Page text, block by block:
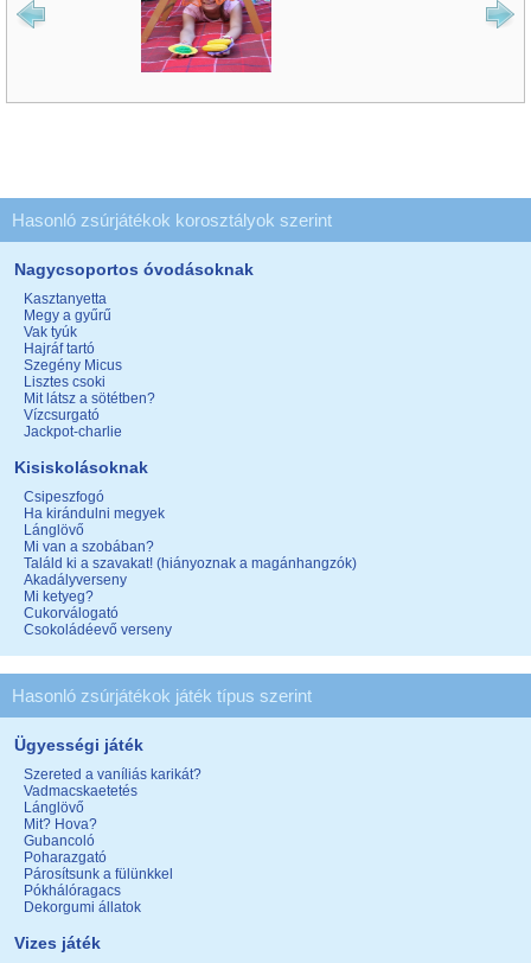
Hasonló zsúrjátékok korosztályok szerint
Nagycsoportos óvodásoknak
Kasztanyetta
Megy a gyűrű
Vak tyúk
Hajráf tartó
Szegény Micus
Lisztes csoki
Mit látsz a sötétben?
Vízcsurgató
Jackpot-charlie
Kisiskolásoknak
Csipeszfogó
Ha kirándulni megyek
Lánglövő
Mi van a szobában?
Találd ki a szavakat! (hiányoznak a magánhangzók)
Akadályverseny
Mi ketyeg?
Cukorválogató
Csokoládéevő verseny
Hasonló zsúrjátékok játék típus szerint
Ügyességi játék
Szereted a vaníliás karikát?
Vadmacskaetetés
Lánglövő
Mit? Hova?
Gubancoló
Poharazgató
Párosítsunk a fülünkkel
Pókhálóragacs
Dekorgumi állatok
Vizes játék